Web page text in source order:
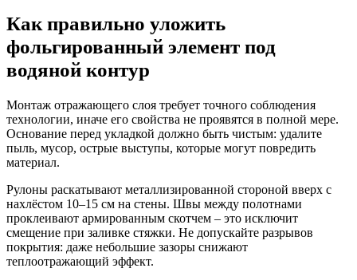
Как правильно уложить
фольгированный элемент под
водяной контур
Монтаж отражающего слоя требует точного соблюдения
технологии, иначе его свойства не проявятся в полной мере.
Основание перед укладкой должно быть чистым: удалите
пыль, мусор, острые выступы, которые могут повредить
материал.
Рулоны раскатывают металлизированной стороной вверх с
нахлёстом 10–15 см на стены. Швы между полотнами
проклеивают армированным скотчем – это исключит
смещение при заливке стяжки. Не допускайте разрывов
покрытия: даже небольшие зазоры снижают
теплоотражающий эффект.